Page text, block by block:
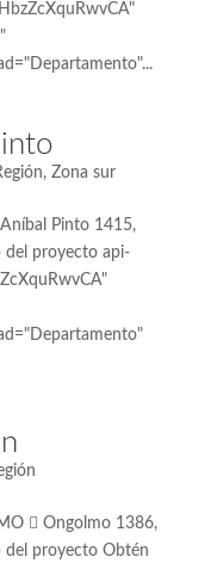
, Zona sur
Pinto 1415,
del proyecto api-
 Ongolmo 1386,
del proyecto Obtén